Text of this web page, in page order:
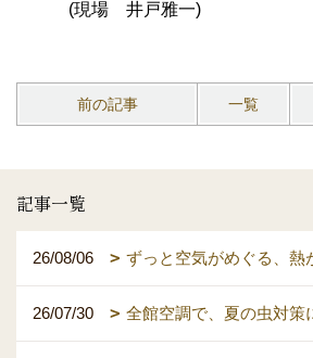
(現場 井戸雅一)
前の記事 一覧
記事一覧
26/08/06 ずっと空気がめぐる、熱
26/07/30 全館空調で、夏の虫対策